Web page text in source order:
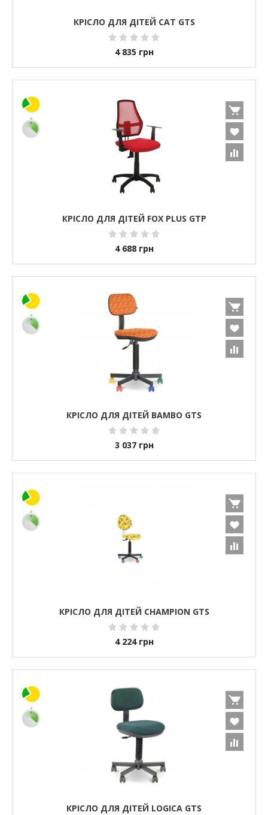
КРІСЛО ДЛЯ ДІТЕЙ CAT GTS
4 835 грн
КРІСЛО ДЛЯ ДІТЕЙ FOX PLUS GTP
4 688 грн
КРІСЛО ДЛЯ ДІТЕЙ BAMBO GTS
3 037 грн
КРІСЛО ДЛЯ ДІТЕЙ CHAMPION GTS
4 224 грн
КРІСЛО ДЛЯ ДІТЕЙ LOGICA GTS